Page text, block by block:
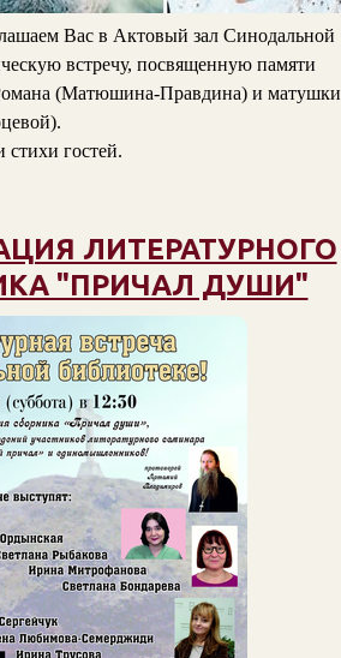
Вас в Актовый зал Синодальной
встречу, посвященную памяти
(Матюшина-Правдина) и матушки
.
стихи гостей.
ЛИТЕРАТУРНОГО
"ПРИЧАЛ ДУШИ"